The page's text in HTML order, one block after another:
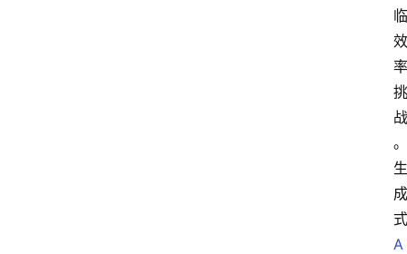
临
效
率
挑
战
。
生
成
式
A